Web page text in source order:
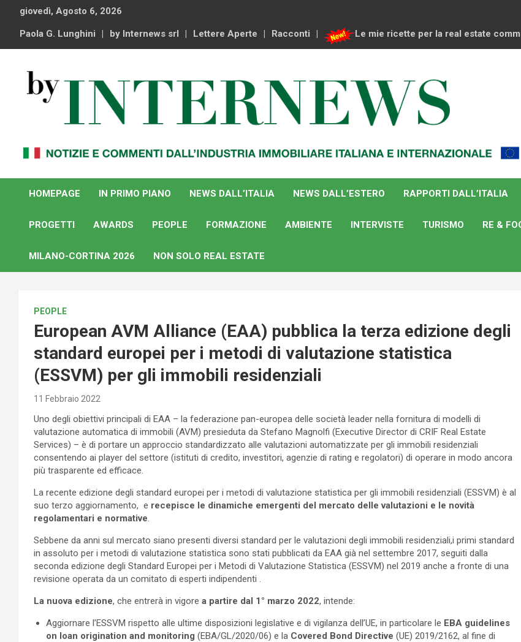
content
giovedì, Agosto 6, 2026
Paola G. Lunghini by Internews srl Lettere Aperte Racconti Le mie ricette per la real estate
By Internews
internazionale
HOMEPAGE
IN PRIMO PIANO NEWS DALL’ITALIA NEWS DALL’ESTERO RAPPORTI DALL’ITALIA
PROGETTI AWARDS PEOPLE FORMAZIONE AMBIENTE INTERVISTE TURISMO RE &
MILANO-CORTINA 2026 NON SOLO REAL ESTATE
PEOPLE
European AVM Alliance (EAA) pubblica la terza edizione degli
standard europei per i metodi di valutazione statistica
(ESSVM) per gli immobili residenziali
11 Febbraio 2022
Uno degli obiettivi principali di EAA – la federazione pan-europea delle società leader nella fornitura di modelli di
valutazione automatica di immobili (AVM) presieduta da Stefano Magnolfi (Executive Director di CRIF Real Estate
Services) – è di portare un approccio standardizzato alle valutazioni automatizzate per gli immobili residenziali
consentendo ai player del settore (istituti di credito, investitori, agenzie di rating e regolatori) di operare in modo ancora
più trasparente ed efficace.
La recente edizione degli standard europei per i metodi di valutazione statistica per gli immobili residenziali (ESSVM) è al
suo terzo aggiornamento, e recepisce le dinamiche emergenti del mercato delle valutazioni e le novità
regolamentari e normative
Sebbene da anni sul mercato siano presenti diversi standard per le valutazioni degli immobili residenziali,i primi standard
in assoluto per i metodi di valutazione statistica sono stati pubblicati da EAA già nel settembre 2017, seguiti dalla
seconda edizione degli Standard Europei per i Metodi di Valutazione Statistica (ESSVM) nel 2019 anche a fronte di una
revisione operata da un comitato di esperti indipendenti .
La nuova edizione, che entrerà in vigore a partire dal 1° marzo 2022, intende:
Aggiornare l’ESSVM rispetto alle ultime disposizioni legislative e di vigilanza dell’UE, in particolare le EBA guidelines
on loan origination and monitoring (EBA/GL/2020/06) e la Covered Bond Directive (UE) 2019/2162, al fine di